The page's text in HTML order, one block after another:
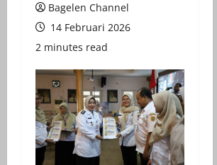
Bagelen Channel
14 Februari 2026
2 minutes read